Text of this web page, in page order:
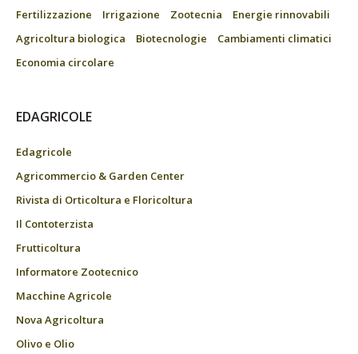
Fertilizzazione
Irrigazione Zootecnia
Energie rinnovabili
Agricoltura biologica
Biotecnologie
Cambiamenti climatici
Economia circolare
EDAGRICOLE
Edagricole
Agricommercio & Garden Center
Rivista di Orticoltura e Floricoltura
Il Contoterzista
Frutticoltura
Informatore Zootecnico
Macchine Agricole
Nova Agricoltura
Olivo e Olio